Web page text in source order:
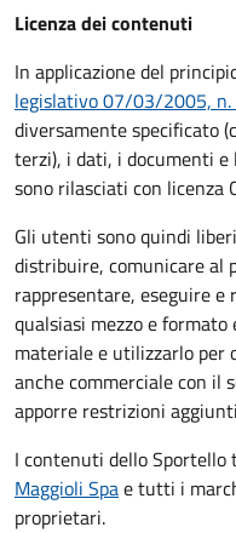
Licenza dei contenuti
In applicazione del
legislativo 07/03/2005, n.
diversamente specificato
terzi), i dati, i documenti
sono rilasciati con licenza
Gli utenti sono quindi
distribuire, comunicare al
rappresentare, eseguire
qualsiasi mezzo e
materiale e utilizzarlo per
anche commerciale con il
apporre restrizioni
I contenuti dello
Maggioli Spae tutti i
proprietari.